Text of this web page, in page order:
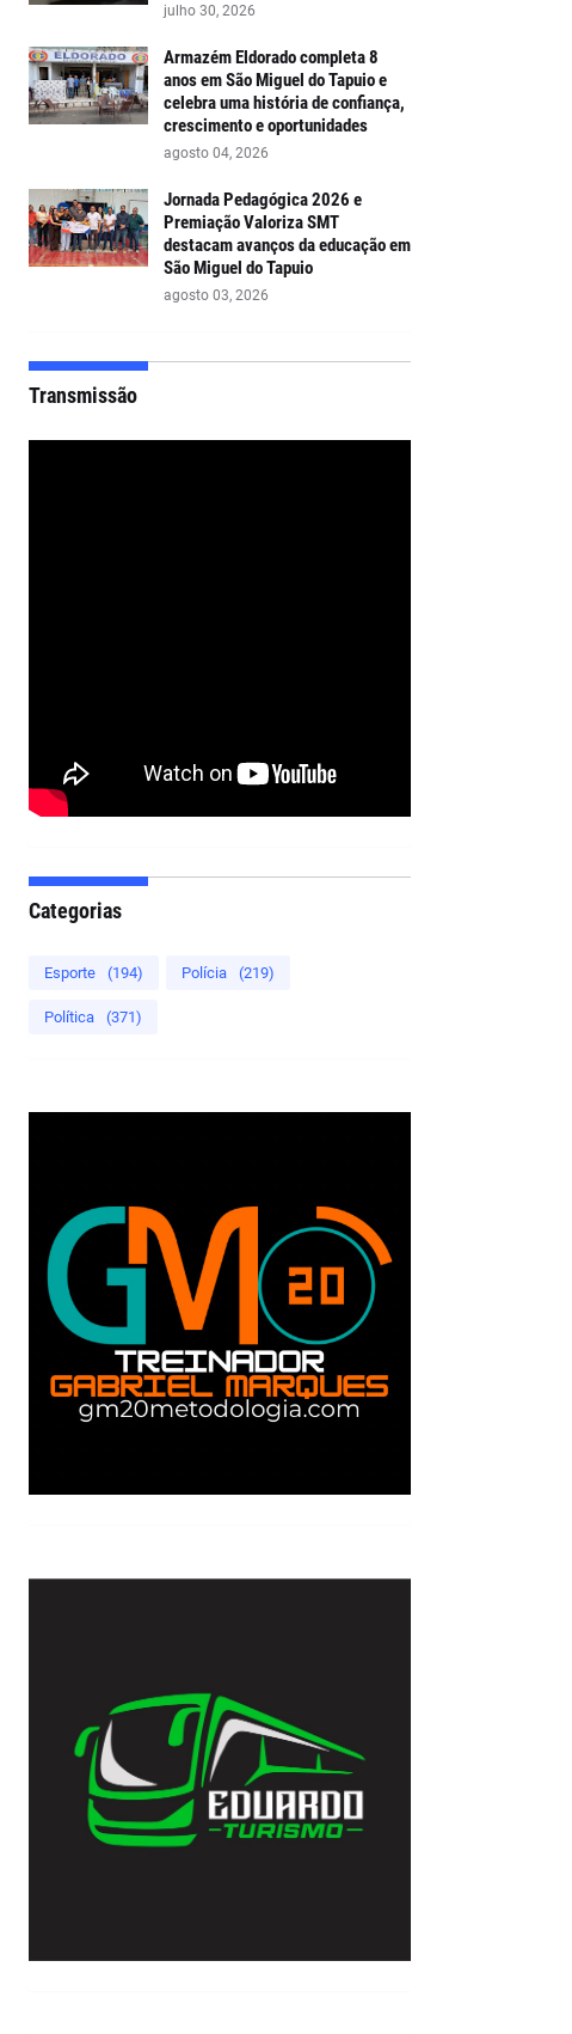
julho 30, 2026
Armazém Eldorado completa 8
anos em São Miguel do Tapuio e
celebra uma história de confiança,
crescimento e oportunidades
agosto 04, 2026
Jornada Pedagógica 2026 e
Premiação Valoriza SMT
destacam avanços da educação em
São Miguel do Tapuio
agosto 03, 2026
Transmissão
Categorias
Esporte (194) Polícia (219)
Política (371)